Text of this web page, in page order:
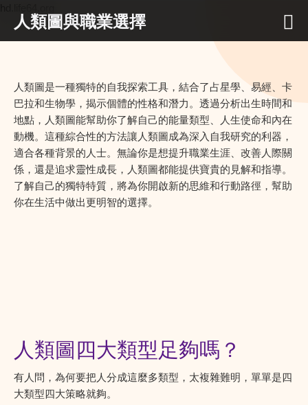
人類圖與職業選擇
人類圖是一種獨特的自我探索工具，結合了占星學、易經、卡
巴拉和生物學，揭示個體的性格和潛力。透過分析出生時間和
地點，人類圖能幫助你了解自己的能量類型、人生使命和內在
動機。這種綜合性的方法讓人類圖成為深入自我研究的利器，
適合各種背景的人士。無論你是想提升職業生涯、改善人際關
係，還是追求靈性成長，人類圖都能提供寶貴的見解和指導。
了解自己的獨特特質，將為你開啟新的思維和行動路徑，幫助
你在生活中做出更明智的選擇。
人類圖四大類型足夠嗎？
有人問，為何要把人分成這麼多類型，太複雜難明，單單是四
大類型四大策略就夠。